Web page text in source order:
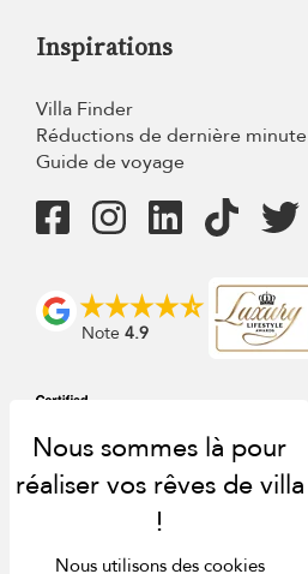
Inspirations
Villa Finder
Réductions de dernière minute
Guide de voyage
Note 4.9
Nous utilisons des cookies